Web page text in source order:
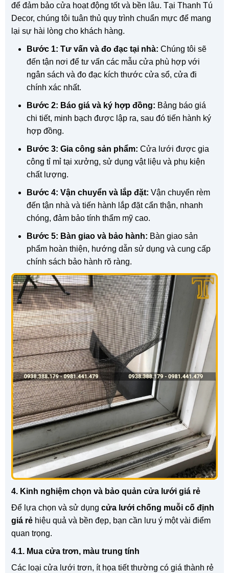
để đảm bảo cửa hoạt động tốt và bền lâu. Tại Thanh Tú
Decor, chúng tôi tuân thủ quy trình chuẩn mực để mang
lại sự hài lòng cho khách hàng.
Bước 1: Tư vấn và đo đạc tại nhà: Chúng tôi sẽ
đến tận nơi để tư vấn các mẫu cửa phù hợp với
ngân sách và đo đạc kích thước cửa sổ, cửa đi
chính xác nhất.
Bước 2: Báo giá và ký hợp đồng: Bảng báo giá
chi tiết, minh bạch được lập ra, sau đó tiến hành ký
hợp đồng.
Bước 3: Gia công sản phẩm: Cửa lưới được gia
công tỉ mỉ tại xưởng, sử dụng vật liệu và phụ kiện
chất lượng.
Bước 4: Vận chuyển và lắp đặt: Vận chuyển rèm
đến tận nhà và tiến hành lắp đặt cẩn thận, nhanh
chóng, đảm bảo tính thẩm mỹ cao.
Bước 5: Bàn giao và bảo hành: Bàn giao sản
phẩm hoàn thiện, hướng dẫn sử dụng và cung cấp
chính sách bảo hành rõ ràng.
4. Kinh nghiệm chọn và bảo quản cửa lưới giá rẻ
Để lựa chọn và sử dụng cửa lưới chống muỗi cố định
giá rẻ hiệu quả và bền đẹp, bạn cần lưu ý một vài điểm
quan trọng.
4.1. Mua cửa trơn, màu trung tính
Các loại cửa lưới trơn, ít họa tiết thường có giá thành rẻ